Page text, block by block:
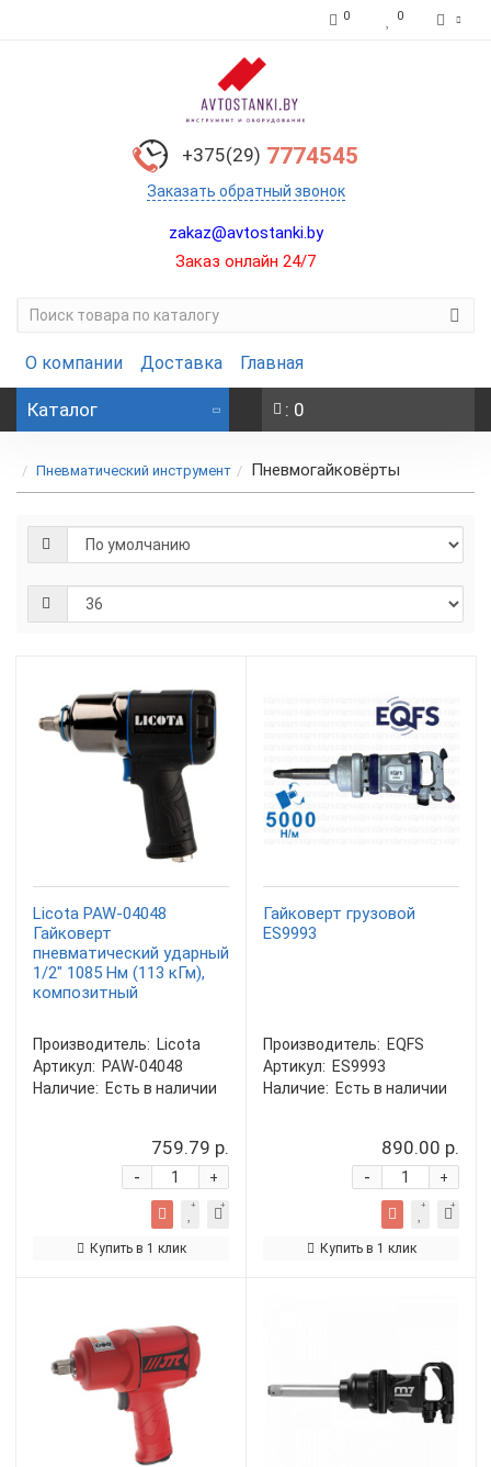
0 0
+375(29) 7774545
Заказать обратный звонок
zakaz@avtostanki.by
Заказ онлайн 24/7
О компании Доставка Главная
Каталог : 0
Пневматический инструмент Пневмогайковёрты
Licota PAW-04048
Гайковерт
пневматический ударный
1/2" 1085 Нм (113 кГм),
композитный
Производитель: Licota
Артикул: PAW-04048
Наличие: Есть в наличии
759.79 р.
+
-
Купить в 1 клик
Гайковерт грузовой
ES9993
Производитель: EQFS
Артикул: ES9993
Наличие: Есть в наличии
890.00 р.
+
-
Купить в 1 клик